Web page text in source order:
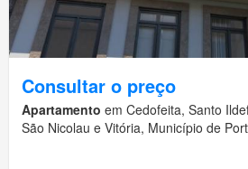
Consultar o preço
Apartamento em Cedofeita, Santo
São Nicolau e Vitória, Município de